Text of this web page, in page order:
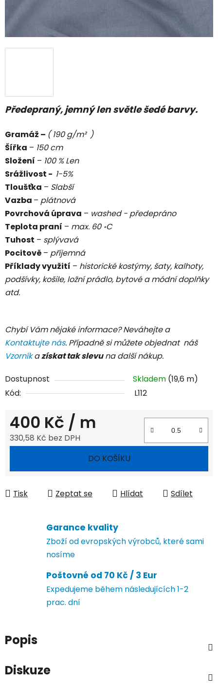
Předepraný, jemný len světle šedé barvy.
Gramáž – ( 190 g/m² )
Šířka – 150 cm
Složení – 100 % Len
Srážlivost - 1-5%
Tloušťka – Slabší
Vazba – plátnová
Povrchová úprava – washed - předepráno
Teplota praní – max. 60 ॰C
Tuhost – splývavá
Pocitově – příjemná
Příklady využití – historické kostýmy, šaty, kalhoty,
podšívky, košile, ložní prádlo, bytové a módní doplňky
atd.
Chybí Vám nějaké informace? Neváhejte a
Kontaktujte nás. Případně si můžete objednat náš
Vzorníkazískat tak slevuna další nákup.
Dostupnost Skladem (19,6 m)
Kód:
L112
400 Kč / m
330,58 Kč bez DPH
DO KOŠÍKU
Tisk Zeptat se Hlídat Sdílet
Garance kvality
Zboží od evropských výrobců, které sami
nosíme
Poštovné od 70 Kč / 3 Eur
Expedujeme během následujících 1-2
prac. dní
Popis
Diskuze